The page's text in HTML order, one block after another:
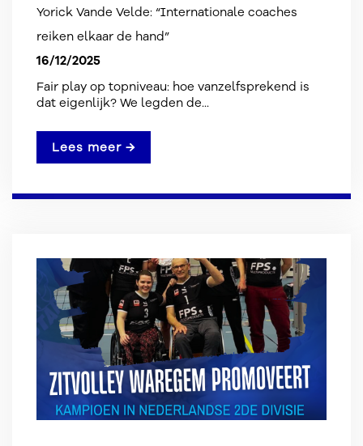
Yorick Vande Velde: “Internationale coaches
reiken elkaar de hand”
16/12/2025
Fair play op topniveau: hoe vanzelfsprekend is
dat eigenlijk? We legden de...
Lees meer →